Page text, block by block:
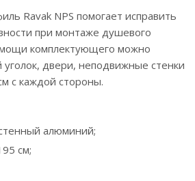
Ravak NPS помогает исправить
при монтаже душевого
комплектующего можно
двери, неподвижные стенки
с каждой стороны.
алюминий;
см;